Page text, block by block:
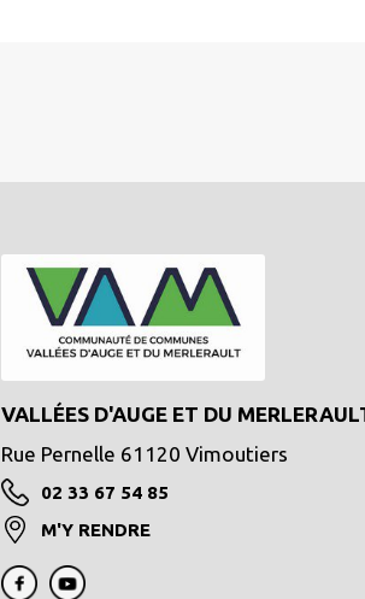
VALLÉES D'AUGE ET DU
Rue Pernelle 61120 Vimoutiers
02 33 67 54 85
M'Y RENDRE